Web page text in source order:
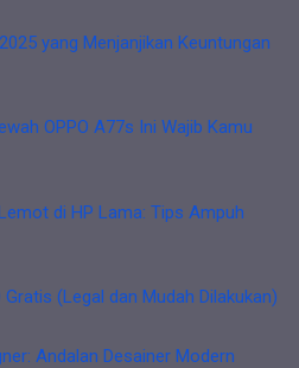
yang Menjanjikan Keuntungan
OPPO A77s Ini Wajib Kamu
di HP Lama: Tips Ampuh
(Legal dan Mudah Dilakukan)
Andalan Desainer Modern